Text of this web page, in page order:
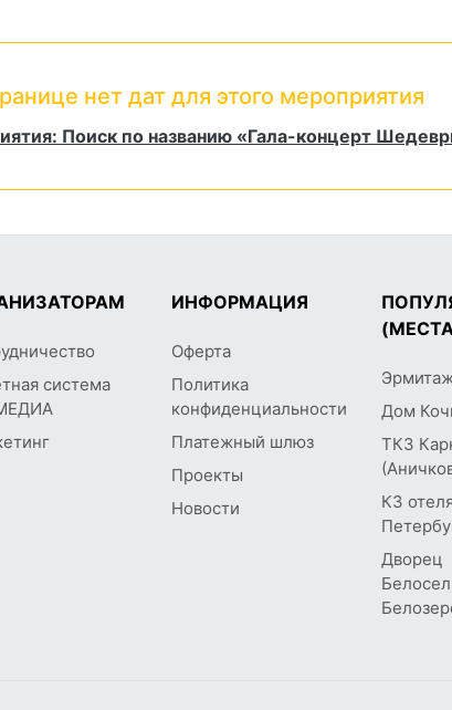
нет дат для этого мероприятия
Поиск по названию «Гала-концерт
система
ИНФОРМАЦИЯ
Оферта
Политика
конфиденциальности
Платежный шлюз
Проекты
Новости
Дом
ТКЗ
КЗ
Дворец